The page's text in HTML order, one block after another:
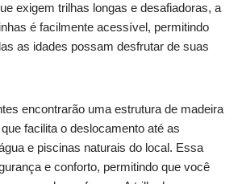
exigem trilhas longas e desafiadoras, a
é facilmente acessível, permitindo
as idades possam desfrutar de suas
encontrarão uma estrutura de madeira
facilita o deslocamento até as
e piscinas naturais do local. Essa
e conforto, permitindo que você